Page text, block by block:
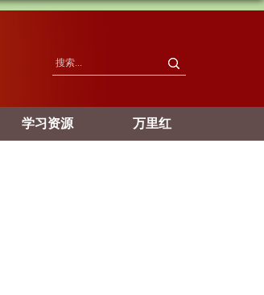
学习资源 万里红